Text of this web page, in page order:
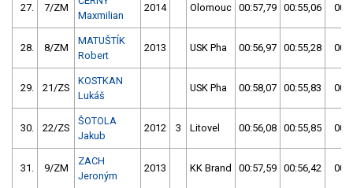
27. 7/ZM
Maxmilian
2014 Olomouc 00:57,79 00:55,06
28. 8/ZM
MATUŠTÍK
Robert
2013 USK Pha 00:56,97 00:55,28
29. 21/ZS
KOSTKAN
Lukáš
USK Pha 00:58,07 00:55,83
30. 22/ZS
ŠOTOLA
Jakub
2012 3 Litovel 00:56,08 00:55,85
31. 9/ZM
ZACH
Jeroným
2013 KK Brand 00:57,59 00:56,42